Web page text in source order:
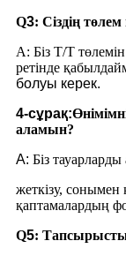
Q3: Сіздің
A: Біз T/T
ретінде
болуы керек.
4-сұрақ:
аламын?
A: Біз
жеткізу, сонымен
қаптамалардың
Q5: Тапсырысты